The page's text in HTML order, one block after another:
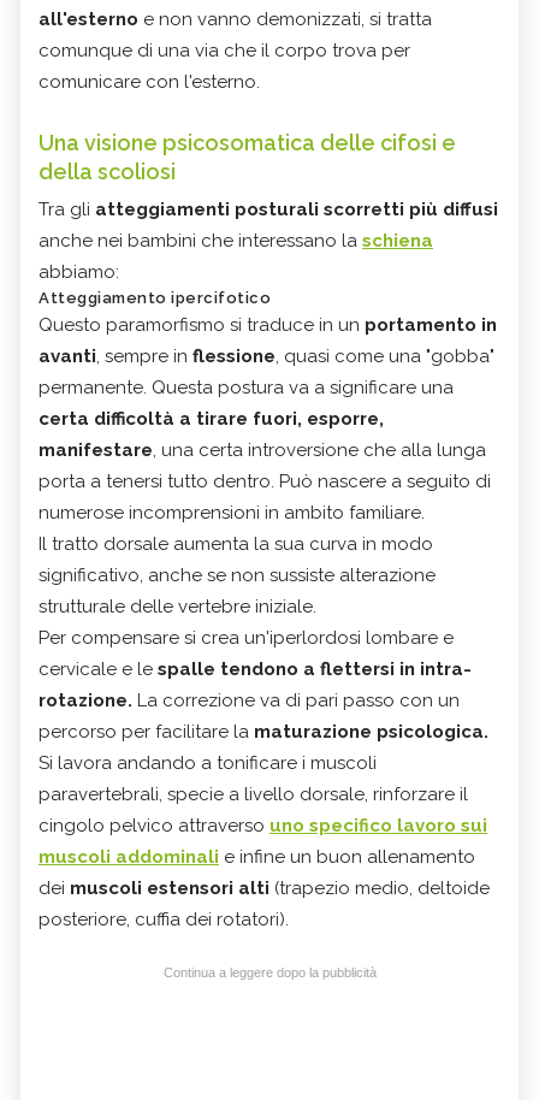
all'esterno e non vanno demonizzati, si tratta
comunque di una via che il corpo trova per
comunicare con l'esterno.
Una visione psicosomatica delle cifosi e
della scoliosi
Tra gli atteggiamenti posturali scorretti più diffusi
anche nei bambini che interessano la schiena
abbiamo:
Atteggiamento ipercifotico
Questo paramorfismo si traduce in un portamento in
avanti, sempre in flessione, quasi come una "gobba"
permanente. Questa postura va a significare una
certa difficoltà a tirare fuori, esporre,
manifestare, una certa introversione che alla lunga
porta a tenersi tutto dentro. Può nascere a seguito di
numerose incomprensioni in ambito familiare.
Il tratto dorsale aumenta la sua curva in modo
significativo, anche se non sussiste alterazione
strutturale delle vertebre iniziale.
Per compensare si crea un'iperlordosi lombare e
cervicale e le spalle tendono a flettersi in intra-
rotazione. La correzione va di pari passo con un
percorso per facilitare la maturazione psicologica.
Si lavora andando a tonificare i muscoli
paravertebrali, specie a livello dorsale, rinforzare il
cingolo pelvico attraverso uno specifico lavoro sui
muscoli addominali e infine un buon allenamento
dei muscoli estensori alti (trapezio medio, deltoide
posteriore, cuffia dei rotatori).
Continua a leggere dopo la pubblicità